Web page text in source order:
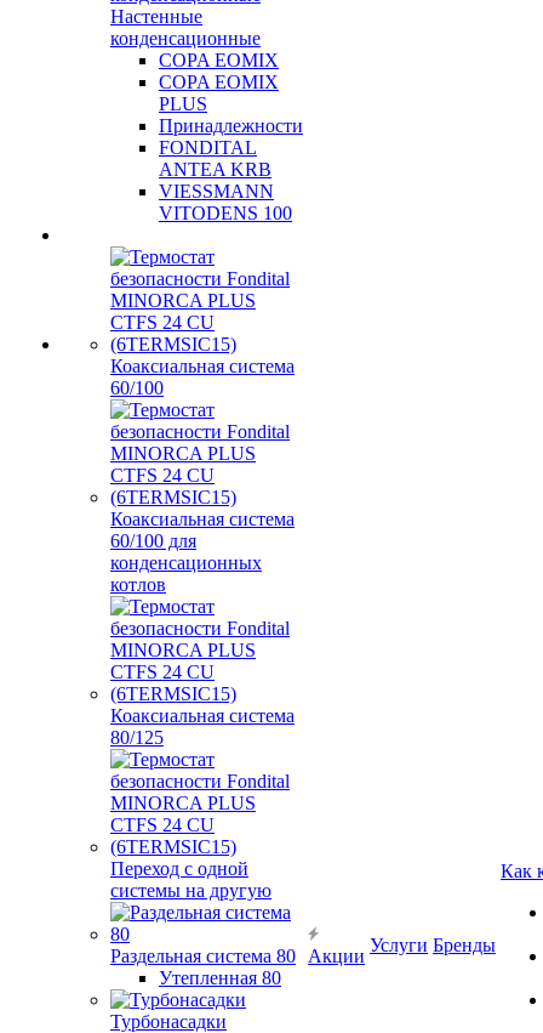
Настенные
конденсационные
COPA EOMIX
COPA EOMIX
PLUS
Принадлежности
FONDITAL
ANTEA KRB
VIESSMANN
VITODENS 100
Коаксиальная система
60/100
Коаксиальная система
60/100 для
конденсационных
котлов
Коаксиальная система
80/125
Переход с одной
системы на другую
Раздельная система 80
Утепленная 80
Турбонасадки
Акции
Услуги Бренды
Как